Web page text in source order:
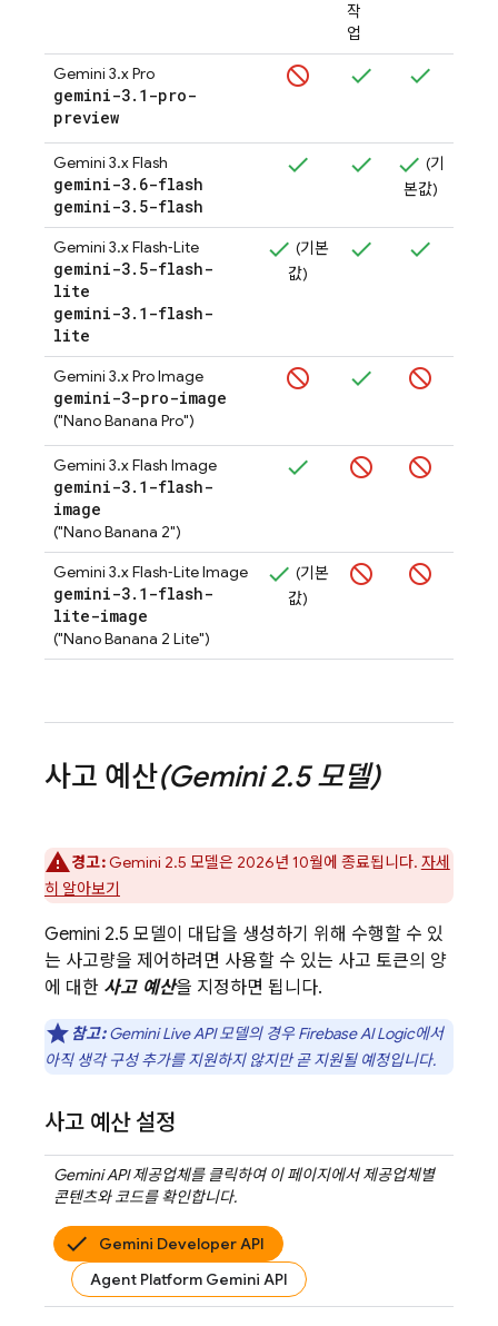
작
업
Gemini 3.x Pro
gemini-3. 1-pro-
preview
Gemini 3.x Flash
gemini-3. 6-flash
gemini-3. 5-flash
(기
본값)
Gemini 3.x Flash‑Lite
gemini-3. 5-flash-
lite
gemini-3. 1-flash-
lite
(기본
값)
Gemini 3.x Pro Image
gemini-3-pro-image
("Nano Banana Pro")
Gemini 3.x Flash Image
gemini-3. 1-flash-
image
("Nano Banana 2")
Gemini 3.x Flash‑Lite Image
gemini-3. 1-flash-
lite-image
("Nano Banana 2 Lite")
(기본
값)
사고 예산(Gemini 2.5모델)
경고:Gemini 2.5 모델은 2026년 10월에 종료됩니다. 자세
히 알아보기
Gemini 2.5 모델이 대답을 생성하기 위해 수행할 수 있
는 사고량을 제어하려면 사용할 수 있는 사고 토큰의 양
에 대한 사고 예산을 지정하면 됩니다.
참고: Gemini Live API모델의 경우 Firebase AI Logic에서
아직 생각 구성 추가를 지원하지 않지만 곧 지원될 예정입니다.
사고 예산 설정
Gemini API제공업체를 클릭하여 이 페이지에서 제공업체별
콘텐츠와 코드를 확인합니다.
Gemini Developer API
Agent Platform Gemini API